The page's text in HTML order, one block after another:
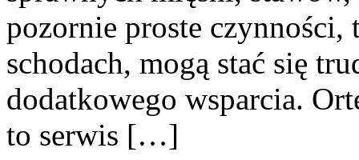
pozornie proste
schodach, mogą stać się
dodatkowego wsparcia.
to serwis […]